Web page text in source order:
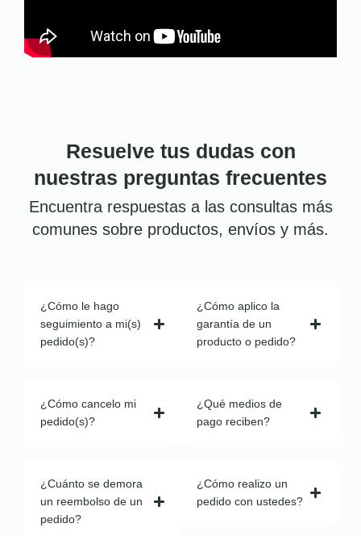
Resuelve tus dudas con
nuestras preguntas frecuentes
Encuentra respuestas a las consultas más
comunes sobre productos, envíos y más.
¿Cómo le hago
seguimiento a mi(s)
pedido(s)?
¿Cómo cancelo mi
pedido(s)?
¿Cuánto se demora
un reembolso de un
pedido?
¿Cómo aplico la
garantía de un
producto o pedido?
¿Qué medios de
pago reciben?
¿Cómo realizo un
pedido con ustedes?